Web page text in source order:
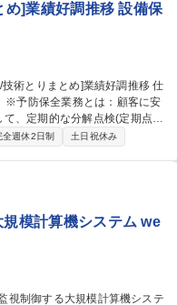
め]業績好調推移 設備保
※予防保全業務とは：顧客に安
、定期的な分解点検(定期点
全週休2日制 土日祝休み
模計算機システム we